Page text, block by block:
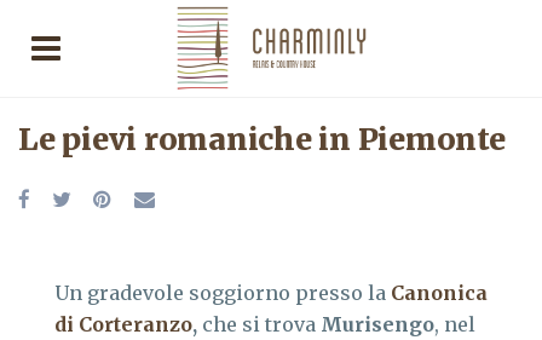
Le pievi romaniche in Piemonte
Un gradevole soggiorno presso la Canonica
di Corteranzo, che si trova Murisengo, nel